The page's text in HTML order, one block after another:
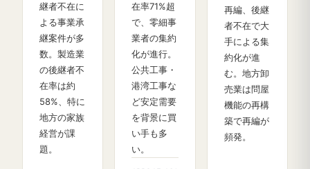
継者不在に
よる事業承
継案件が多
数。製造業
の後継者不
在率は約
58%、特に
地方の家族
経営が課
題。
在率71%超
で、零細事
業者の集約
化が進行。
公共工事・
港湾工事な
ど安定需要
を背景に買
い手も多
い。
再編、後継
者不在で大
手による集
約化が進
む。地方卸
売業は問屋
機能の再構
築で再編が
頻発。